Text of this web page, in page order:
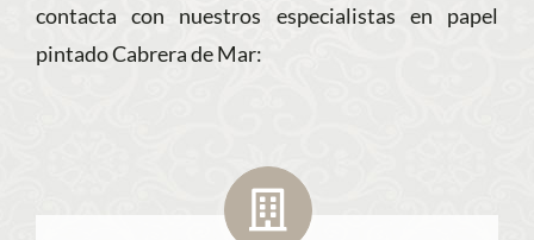
contacta con nuestros especialistas en papel
pintado Cabrera de Mar: